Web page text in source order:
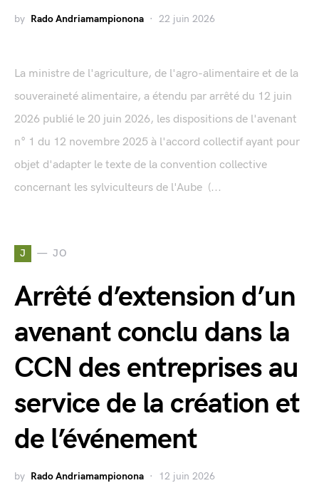
by Rado Andriamampionona 22 juin 2026
La ministre de l'agriculture, de l'agro-alimentaire et de la
souveraineté alimentaire, a étendu par arrêté du 12 juin
2026 publié le 20 juin 2026, les dispositions de l'avenant
n° 1 du 12 novembre 2025 à l'accord collectif ayant pour
objet d'adapter le texte de la convention collective
concernant les sylviculteurs de l'Aube (...
J JO
Arrêté d’extension d’un
avenant conclu dans la
CCN des entreprises au
service de la création et
de l’événement
by Rado Andriamampionona 12 juin 2026